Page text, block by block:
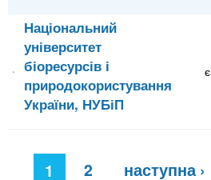
Національний
університет
біоресурсів і
природокористування
України, НУБіП
є
1 2 наступна ›